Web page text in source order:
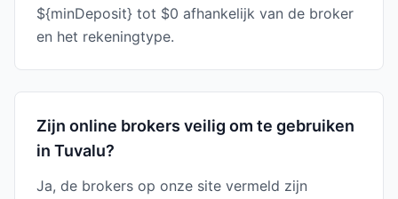
${minDeposit} tot $0 afhankelijk van de broker
en het rekeningtype.
Zijn online brokers veilig om te gebruiken
in Tuvalu?
Ja, de brokers op onze site vermeld zijn